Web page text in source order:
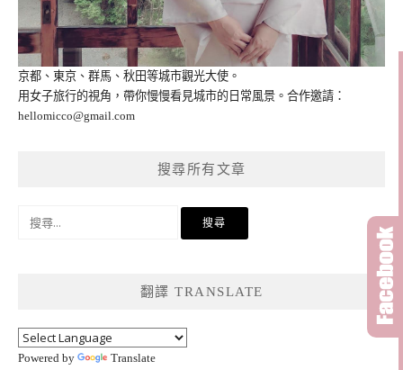
京都、東京、群馬、秋田等城市觀光大使。
用女子旅行的視角，帶你慢慢看見城市的日常風景。合作邀請：
hellomicco@gmail.com
搜尋所有文章
翻譯 TRANSLATE
Powered by Translate